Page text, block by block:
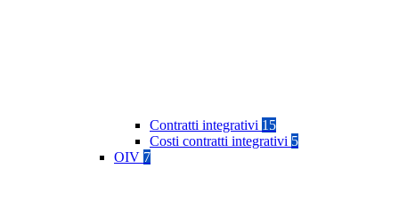
Contratti integrativi 15
Costi contratti integrativi 5
OIV 7